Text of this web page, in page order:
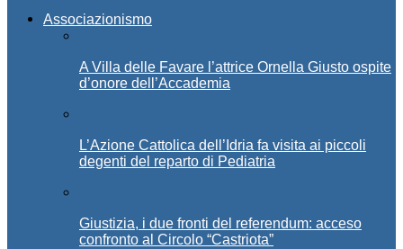
Associazionismo
A Villa delle Favare l’attrice Ornella Giusto ospite
d’onore dell’Accademia
L’Azione Cattolica dell’Idria fa visita ai piccoli
degenti del reparto di Pediatria
Giustizia, i due fronti del referendum: acceso
confronto al Circolo “Castriota”